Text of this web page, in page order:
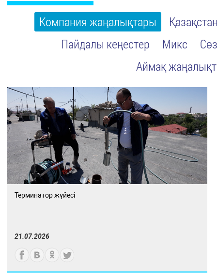
Компания жаңалықтары
Пайдалы кеңестер
Микс
Аймақ
Терминатор жүйесі
21.07.2026